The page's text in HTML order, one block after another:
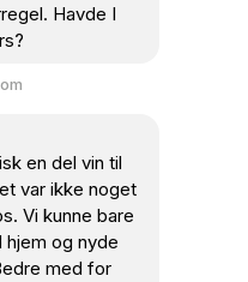
Havde I
en del vin til
var ikke noget
Vi kunne bare
og nyde
med for